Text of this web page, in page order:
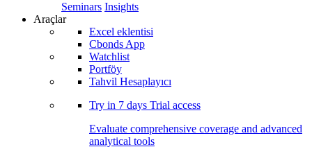
Seminars Insights
Araçlar
Excel eklentisi
Cbonds App
Watchlist
Portföy
Tahvil Hesaplayıcı
Try in 7 days Trial access
Evaluate comprehensive coverage and advanced
analytical tools